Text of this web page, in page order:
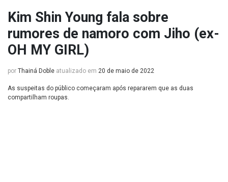
Kim Shin Young fala sobre
rumores de namoro com Jiho (ex-
OH MY GIRL)
por Thainá Doble atualizado em 20 de maio de 2022
As suspeitas do público começaram após repararem que as duas
compartilham roupas.